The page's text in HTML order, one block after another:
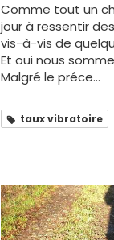
Comme tout un
jour à ressentir
vis-à-vis de
Et oui nous
Malgré le préce...
taux vibratoire